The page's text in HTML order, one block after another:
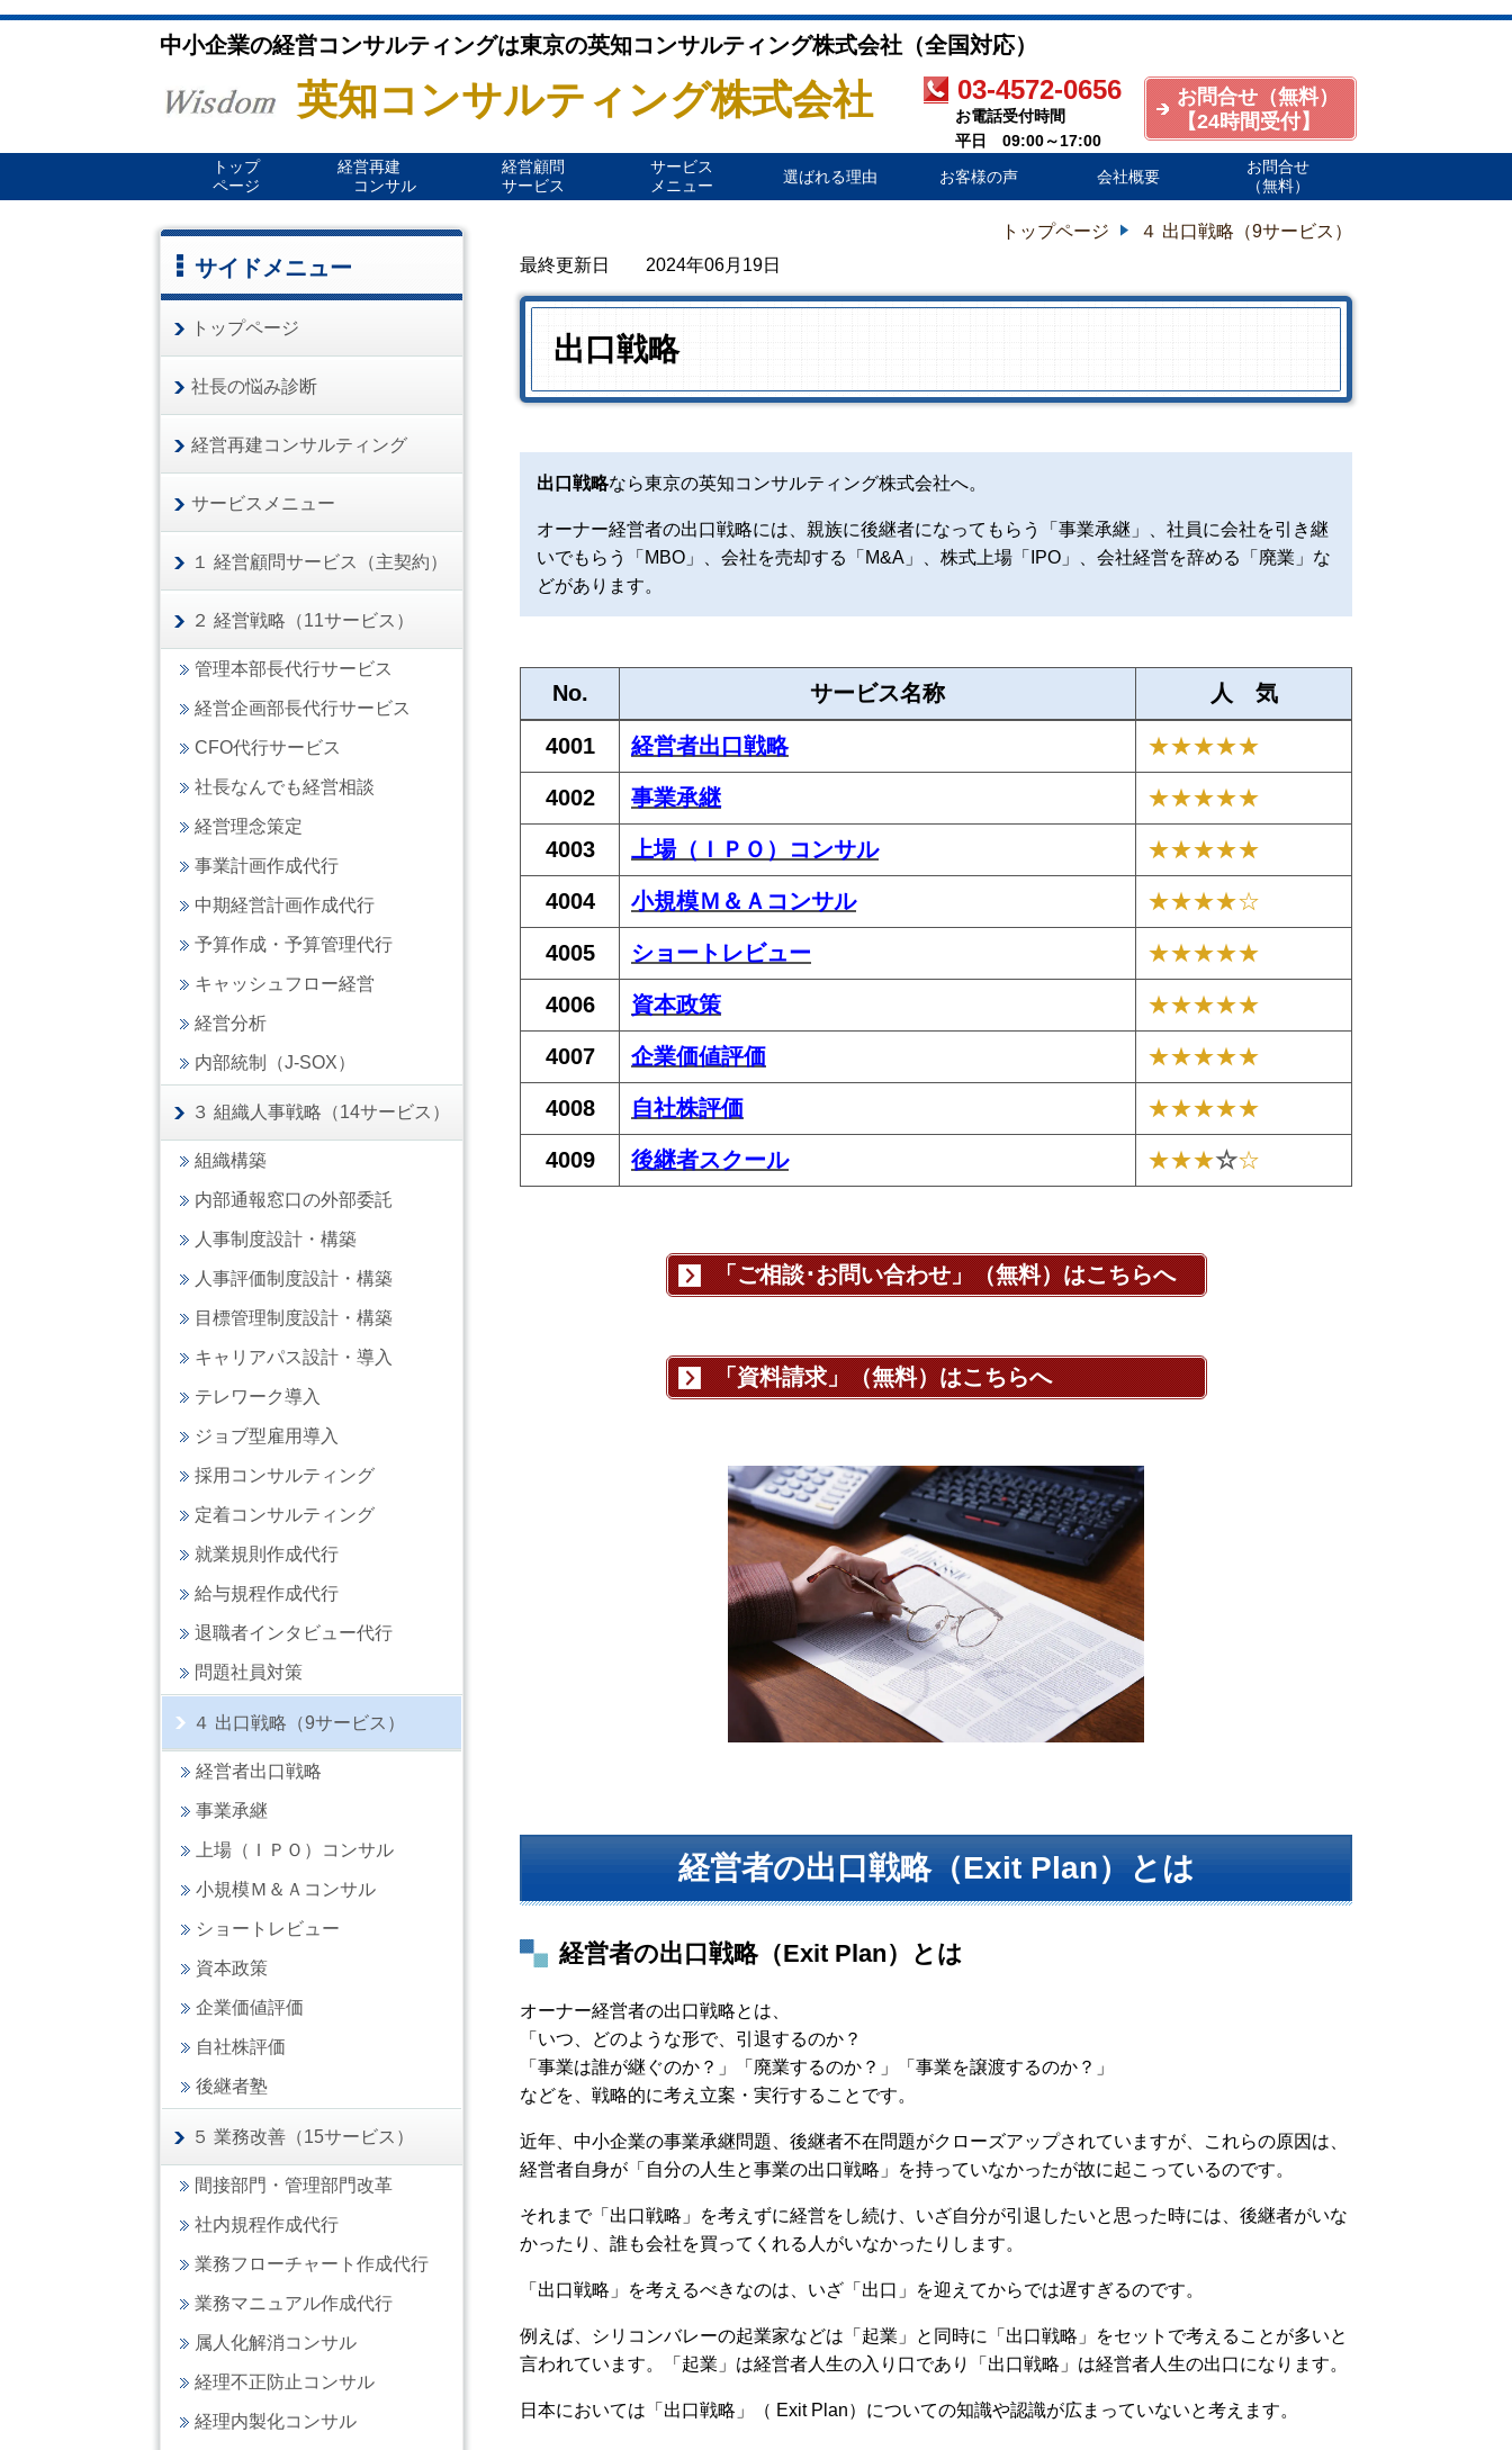
中小企業の経営コンサルティングは東京の英知コンサルティング株式会社（全国対応）
英知コンサルティング株式会社 03-4572-0656
お電話受付時間
平日 09:00～17:00
お問合せ（無料）
【24時間受付】
トップ
ページ
経営再建
コンサル
経営顧問
サービス
サービス
メニュー
選ばれる理由 お客様の声 会社概要
お問合せ
（無料）
トップページ
４ 出口戦略（9サービス）
最終更新日 2024年06月19日
出口戦略
出口戦略なら東京の英知コンサルティング株式会社へ。
オーナー経営者の出口戦略には、親族に後継者になってもらう「事業承継」、社員に会社を引き継
いでもらう「MBO」、会社を売却する「M&A」、株式上場「IPO」、会社経営を辞める「廃業」な
どがあります。
No. サービス名称 人 気
4001 経営者出口戦略 ★★★★★
4002 事業承継 ★★★★★
4003 上場（ ＩＰＯ ）コンサル ★★★★★
4004 小規模Ｍ＆Ａ コンサル ★★★★☆
4005 ショートレビュー ★★★★★
4006 資本政策 ★★★★★
4007 企業価値評価 ★★★★★
4008 自社株評価 ★★★★★
4009 後継者スクール ★★★☆☆
「ご相談･お問い合わせ」（無料）はこちらへ
「資料請求」（無料）はこちらへ
経営者の出口戦略（Exit Plan）とは
経営者の出口戦略（Exit Plan）とは
オーナー経営者の出口戦略とは、
「いつ、どのような形で、引退するのか？
「事業は誰が継ぐのか？」「廃業するのか？」「事業を譲渡するのか？」
などを、戦略的に考え立案・実行することです。
近年、中小企業の事業承継問題、後継者不在問題がクローズアップされていますが、これらの原因は、
経営者自身が「自分の人生と事業の出口戦略」を持っていなかったが故に起こっているのです。
それまで「出口戦略」を考えずに経営をし続け、いざ自分が引退したいと思った時には、後継者がいな
かったり、誰も会社を買ってくれる人がいなかったりします。
「出口戦略」を考えるべきなのは、いざ「出口」を迎えてからでは遅すぎるのです。
例えば、シリコンバレーの起業家などは「起業」と同時に「出口戦略」をセットで考えることが多いと
言われています。「起業」は経営者人生の入り口であり「出口戦略」は経営者人生の出口になります。
日本においては「出口戦略」（ Exit Plan）についての知識や認識が広まっていないと考えます。
サイドメニュー
トップページ
社長の悩み診断
経営再建コンサルティング
サービスメニュー
１ 経営顧問サービス（主契約）
２ 経営戦略（11サービス）
管理本部長代行サービス
経営企画部長代行サービス
CFO代行サービス
社長なんでも経営相談
経営理念策定
事業計画作成代行
中期経営計画作成代行
予算作成・予算管理代行
キャッシュフロー経営
経営分析
内部統制（J-SOX）
３ 組織人事戦略（14サービス）
組織構築
内部通報窓口の外部委託
人事制度設計・構築
人事評価制度設計・構築
目標管理制度設計・構築
キャリアパス設計・導入
テレワーク導入
ジョブ型雇用導入
採用コンサルティング
定着コンサルティング
就業規則作成代行
給与規程作成代行
退職者インタビュー代行
問題社員対策
４ 出口戦略（9サービス）
経営者出口戦略
事業承継
上場（ＩＰＯ）コンサル
小規模Ｍ＆Ａコンサル
ショートレビュー
資本政策
企業価値評価
自社株評価
後継者塾
５ 業務改善（15サービス）
間接部門・管理部門改革
社内規程作成代行
業務フローチャート作成代行
業務マニュアル作成代行
属人化解消コンサル
経理不正防止コンサル
経理内製化コンサル